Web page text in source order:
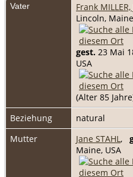
Vater Frank MILLER,
Lincoln,
gest. 23 Mai
USA
(Alter 85
Beziehung
natural
Mutter
Jane STAHL ,
Maine, USA